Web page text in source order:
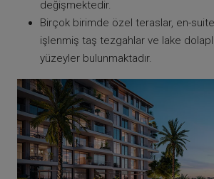
değişmektedir.
Birçok birimde özel teraslar, en-
işlenmiş taş tezgahlar ve lake
yüzeyler bulunmaktadır.